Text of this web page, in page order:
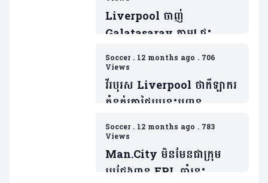
Liverpool ចាញ់
Galatasaray ភ្លាម! ផ្ទុះ
ការរិះគន់លើតារាឆ្នើមម្នាក់
ក្រោយប៉ះបាល់បានតែ៤ដងគត់
Soccer. 12 months ago . 706
Views
វីរបុរស Liverpool ថាកីឡាករ
កំនត់ត្រាថ្លៃរូបនេះបញ្ចូន
បាល់ភាគច្រើនទៅគូបដិបក្សជាង
មិត្តរួមក្រុម(ម
Soccer. 12 months ago . 783
Views
Man.City មិនមែនជាក្រុម
ប្រជែងពាន EPL ឆ្នាំនេះ